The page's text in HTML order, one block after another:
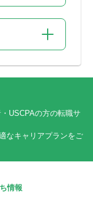
USCPAの方の転職サ
なキャリアプランをご
情報